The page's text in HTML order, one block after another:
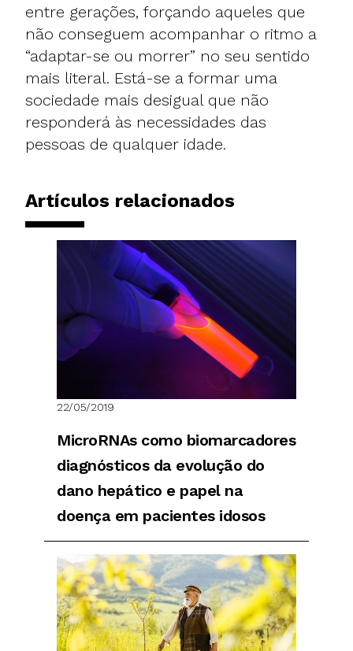
entre gerações, forçando aqueles que
não conseguem acompanhar o ritmo a
“adaptar-se ou morrer” no seu sentido
mais literal. Está-se a formar uma
sociedade mais desigual que não
responderá às necessidades das
pessoas de qualquer idade.
Artículos relacionados
22/05/2019
MicroRNAs como biomarcadores
diagnósticos da evolução do
dano hepático e papel na
doença em pacientes idosos